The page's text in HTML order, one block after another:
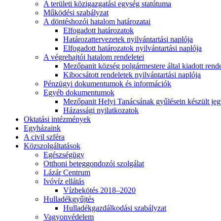
A területi közigazgatási egység statútuma
Működési szabályzat
A döntéshozói hatalom határozatai
Elfogadott határozatok
Határozattervezetek nyilvántartási naplója
Elfogadott határozatok nyilvántartási naplója
A végrehajtói hatalom rendeletei
Mezőpanit község polgármestere által kiadott
Kibocsátott rendeletek nyilvántartási naplója
Pénzügyi dokumentumok és információk
Egyéb dokumentumok
Mezőpanit Helyi Tanácsának gyűlésein készült
Házassági nyilatkozatok
Oktatási intézmények
Egyházaink
A civil szféra
Közszolgáltatások
Egészségügy
Otthoni beteggondozói szolgálat
Lázár Centrum
Ivóvíz ellátás
Vízbekötés 2018–2020
Hulladékgyűjtés
Hulladékgazdálkodási szabályzat
Vagyonvédelem